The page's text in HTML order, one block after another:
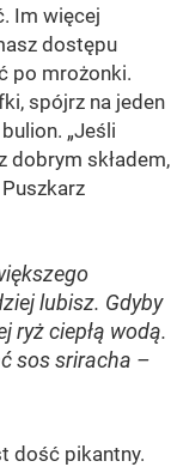
Im więcej
dostępu
po mrożonki.
spójrz na jeden
„Jeśli
dobrym składem,
lubisz. Gdyby
ryż ciepłą wodą.
sos sriracha –
dość pikantny.